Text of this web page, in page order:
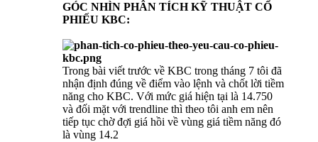
GÓC NHÌN PHÂN TÍCH KỸ THUẬT CỔ
PHIẾU KBC:
Trong bài viết trước về KBC trong tháng 7 tôi đã
nhận định đúng về điểm vào lệnh và chốt lời tiềm
năng cho KBC. Với mức giá hiện tại là 14.750
và đối mặt với trendline thì theo tôi anh em nên
tiếp tục chờ đợi giá hồi về vùng giá tiềm năng đó
là vùng 14.2